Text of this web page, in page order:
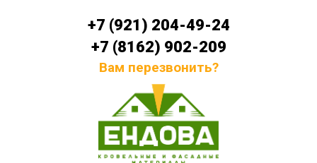
+7 (921) 204-49-24
+7 (8162) 902-209
Вам перезвонить?